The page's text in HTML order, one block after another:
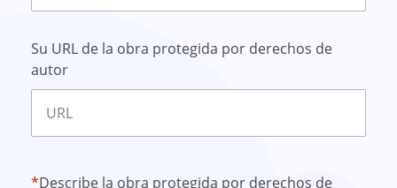
Su URL de la obra protegida por derechos de
autor
*Describe la obra protegida por derechos de